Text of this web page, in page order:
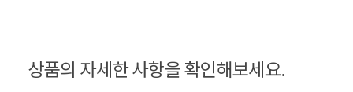
상품의 자세한 사항을 확인해보세요.